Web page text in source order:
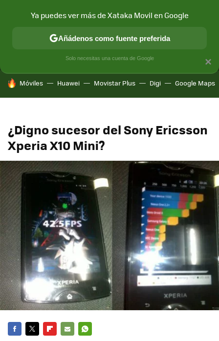
MÓVIL Y SOCIEDAD APLICACIONES
HOY SE HABLA DE
Móviles Huawei Movistar Plus Digi Google Maps
¿Digno sucesor del Sony Ericsson
Xperia X10 Mini?
×
Ya puedes ver más de Xataka Movil en Google
Añádenos como fuente preferida
Solo necesitas una cuenta de Google